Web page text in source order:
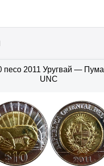
песо 2011 Уругвай — Пума
UNC